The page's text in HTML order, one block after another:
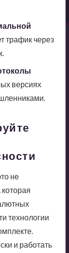
трафик через
версиях
не
технологии
и работать